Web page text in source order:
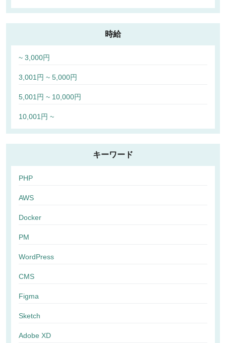
時給
~ 3,000円
3,001円 ~ 5,000円
5,001円 ~ 10,000円
10,001円 ~
キーワード
PHP
AWS
Docker
PM
WordPress
CMS
Figma
Sketch
Adobe XD